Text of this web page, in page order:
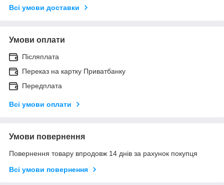
Всі умови доставки
Умови оплати
Післяплата
Переказ на картку Приватбанку
Передплата
Всі умови оплати
Умови повернення
Повернення товару впродовж 14 днів за рахунок покупця
Всі умови повернення